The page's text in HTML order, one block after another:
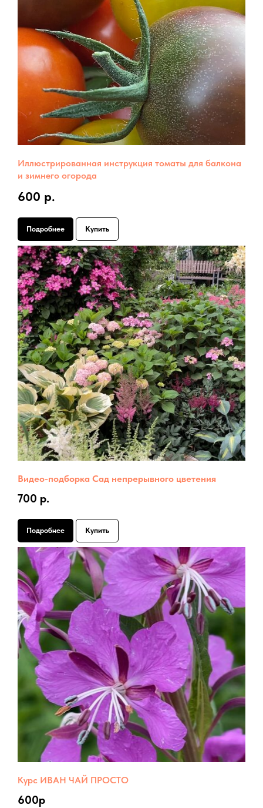
Иллюстрированная инструкция томаты для балкона
и зимнего огорода
600 р.
Подробнее Купить
Видео-подборка Сад непрерывного цветения
700 р.
Подробнее Купить
Курс ИВАН ЧАЙ ПРОСТО
600р